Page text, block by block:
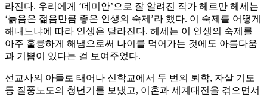
라진다. 우리에게 ‘데미안’으로 잘 알려진 작가 헤르만 헤세는
‘늙음은 젊음만큼 좋은 인생의 숙제’라 했다. 이 숙제를 어떻게
해내느냐에 따라 인생은 달라진다. 헤세는 이 인생의 숙제를
아주 훌륭하게 해냄으로써 나이를 먹어가는 것에도 아름다움
과 기쁨이 있다는 걸 보여주었다.
선교사의 아들로 태어나 신학교에서 두 번의 퇴학, 자살 기도
등 질풍노도의 청년기를 보냈고, 이혼과 세계대전을 겪으면서